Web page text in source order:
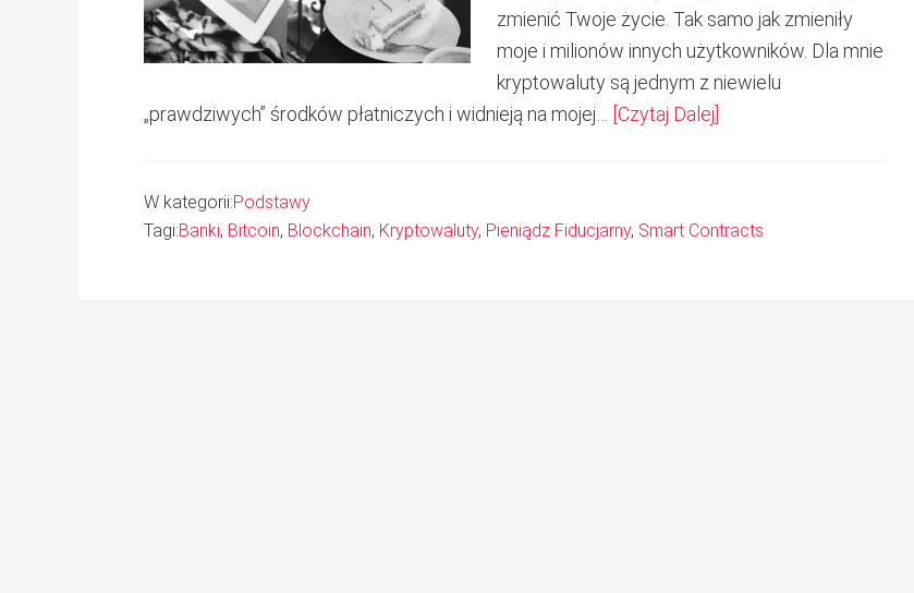
zmienić Twoje życie. Tak samo jak zmieniły
moje i milionów innych użytkowników. Dla mnie
kryptowaluty są jednym z niewielu
„prawdziwych” środków płatniczych i widnieją na mojej…
[Czytaj Dalej]
W kategorii:Podstawy
Tagi:Banki, Bitcoin, Blockchain, Kryptowaluty, Pieniądz Fiducjarny, Smart Contracts